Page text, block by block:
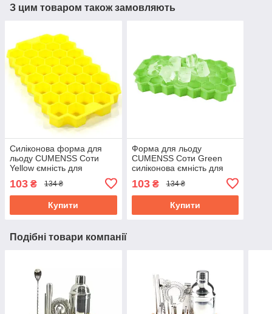
З цим товаром також замовляють
Силіконова форма для
льоду CUMENSS Соти
Yellow ємність для
103 ₴ 134 ₴
Купити
Форма для льоду
CUMENSS Соти Green
силіконова ємність для
103₴ 134 ₴
Купити
Подібні товари компанії